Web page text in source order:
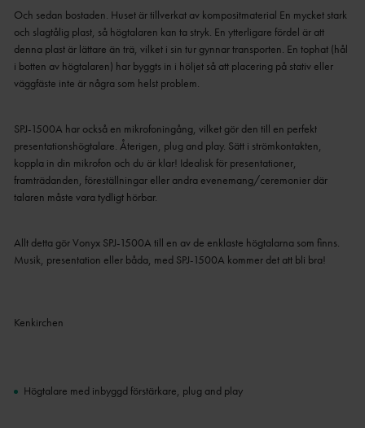
Och sedan bostaden. Huset är tillverkat av kompositmaterial En mycket stark
och slagtålig plast, så högtalaren kan ta stryk. En ytterligare fördel är att
denna plast är lättare än trä, vilket i sin tur gynnar transporten. En tophat (hål
i botten av högtalaren) har byggts in i höljet så att placering på stativ eller
väggfäste inte är några som helst problem.
SPJ-1500A har också en mikrofoningång, vilket gör den till en perfekt
presentationshögtalare. Återigen, plug and play. Sätt i strömkontakten,
koppla in din mikrofon och du är klar! Idealisk för presentationer,
framträdanden, föreställningar eller andra evenemang/ceremonier där
talaren måste vara tydligt hörbar.
Allt detta gör Vonyx SPJ-1500A till en av de enklaste högtalarna som finns.
Musik, presentation eller båda, med SPJ-1500A kommer det att bli bra!
Kenkirchen
Högtalare med inbyggd förstärkare, plug and play